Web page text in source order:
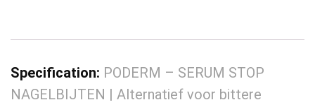
Specification: PODERM – SERUM STOP
NAGELBIJTEN | Alternatief voor bittere